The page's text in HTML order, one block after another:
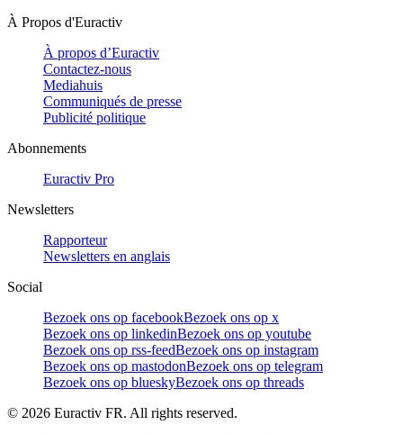
À Propos d'Euractiv
À propos d’Euractiv
Contactez-nous
Mediahuis
Communiqués de presse
Publicité politique
Abonnements
Euractiv Pro
Newsletters
Rapporteur
Newsletters en anglais
Social
Bezoek ons op facebookBezoek ons op x
Bezoek ons op linkedinBezoek ons op youtube
Bezoek ons op rss-feedBezoek ons op instagram
Bezoek ons op mastodonBezoek ons op telegram
Bezoek ons op blueskyBezoek ons op threads
© 2026 Euractiv FR. All rights reserved.